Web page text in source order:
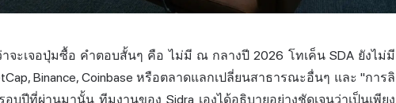
จะเจอปุ่มซื้อ คำตอบสั้นๆ คือ ไม่มี ณ กลางปี 2026 โทเค็น SDA ยังไม่มี
Binance, Coinbase หรือตลาดแลกเปลี่ยนสาธารณะอื่นๆ และ "การลิ
อบปีที่ผ่านมานั้น ทีมงานของ Sidra เองได้อธิบายอย่างชัดเจนว่าเป็นเพียง